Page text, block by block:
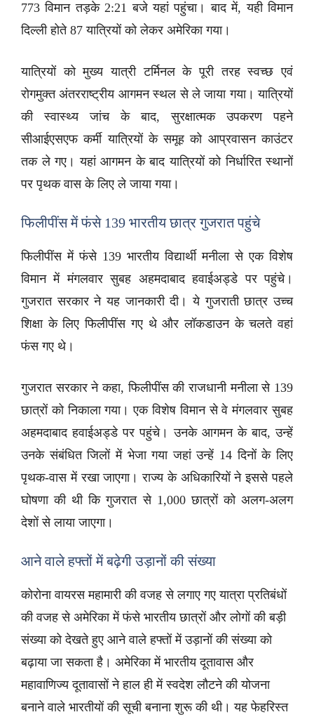
773 विमान तड़के 2:21 बजे यहां पहुंचा। बाद में, यही विमान
दिल्ली होते 87 यात्रियों को लेकर अमेरिका गया।
यात्रियों को मुख्य यात्री टर्मिनल के पूरी तरह स्वच्छ एवं
रोगमुक्त अंतरराष्ट्रीय आगमन स्थल से ले जाया गया। यात्रियों
की स्वास्थ्य जांच के बाद, सुरक्षात्मक उपकरण पहने
सीआईएसएफ कर्मी यात्रियों के समूह को आप्रवासन काउंटर
तक ले गए। यहां आगमन के बाद यात्रियों को निर्धारित स्थानों
पर पृथक वास के लिए ले जाया गया।
फिलीपींस में फंसे 139 भारतीय छात्र गुजरात पहुंचे
फिलीपींस में फंसे 139 भारतीय विद्यार्थी मनीला से एक विशेष
विमान में मंगलवार सुबह अहमदाबाद हवाईअड्डे पर पहुंचे।
गुजरात सरकार ने यह जानकारी दी। ये गुजराती छात्र उच्च
शिक्षा के लिए फिलीपींस गए थे और लॉकडाउन के चलते वहां
फंस गए थे।
गुजरात सरकार ने कहा, फिलीपींस की राजधानी मनीला से 139
छात्रों को निकाला गया। एक विशेष विमान से वे मंगलवार सुबह
अहमदाबाद हवाईअड्डे पर पहुंचे। उनके आगमन के बाद, उन्हें
उनके संबंधित जिलों में भेजा गया जहां उन्हें 14 दिनों के लिए
पृथक-वास में रखा जाएगा। राज्य के अधिकारियों ने इससे पहले
घोषणा की थी कि गुजरात से 1,000 छात्रों को अलग-अलग
देशों से लाया जाएगा।
आने वाले हफ्तों में बढ़ेगी उड़ानों की संख्या
कोरोना वायरस महामारी की वजह से लगाए गए यात्रा प्रतिबंधों
की वजह से अमेरिका में फंसे भारतीय छात्रों और लोगों की बड़ी
संख्या को देखते हुए आने वाले हफ्तों में उड़ानों की संख्या को
बढ़ाया जा सकता है। अमेरिका में भारतीय दूतावास और
महावाणिज्य दूतावासों ने हाल ही में स्वदेश लौटने की योजना
बनाने वाले भारतीयों की सूची बनाना शुरू की थी। यह फेहरिस्त